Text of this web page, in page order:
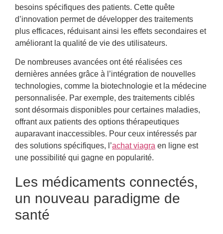
besoins spécifiques des patients. Cette quête
d’innovation permet de développer des traitements
plus efficaces, réduisant ainsi les effets secondaires et
améliorant la qualité de vie des utilisateurs.
De nombreuses avancées ont été réalisées ces
dernières années grâce à l’intégration de nouvelles
technologies, comme la biotechnologie et la médecine
personnalisée. Par exemple, des traitements ciblés
sont désormais disponibles pour certaines maladies,
offrant aux patients des options thérapeutiques
auparavant inaccessibles. Pour ceux intéressés par
des solutions spécifiques, l’achat viagra en ligne est
une possibilité qui gagne en popularité.
Les médicaments connectés,
un nouveau paradigme de
santé